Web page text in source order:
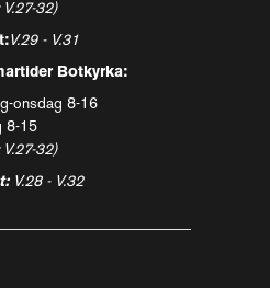
V.27-32)
V.29 - V.31
Botkyrka:
onsdag 8-16
8-15
V.27-32)
V.28 - V.32